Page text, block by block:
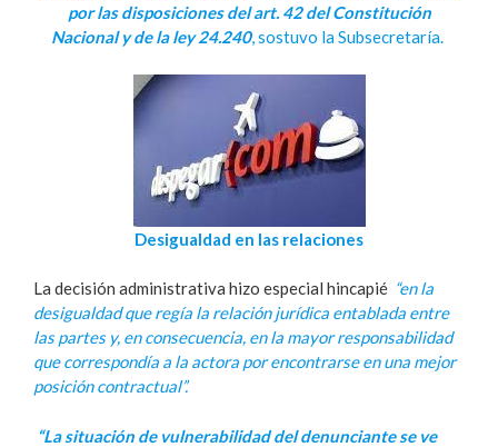
por las disposiciones del art. 42 del Constitución
Nacional y de la ley 24.240, sostuvo la Subsecretaría.
Desigualdad en las relaciones
La decisión administrativa hizo especial hincapié “en la
desigualdad que regía la relación jurídica entablada entre
las partes y, en consecuencia, en la mayor responsabilidad
que correspondía a la actora por encontrarse en una mejor
posición contractual”.
“La situación de vulnerabilidad del denunciante se ve